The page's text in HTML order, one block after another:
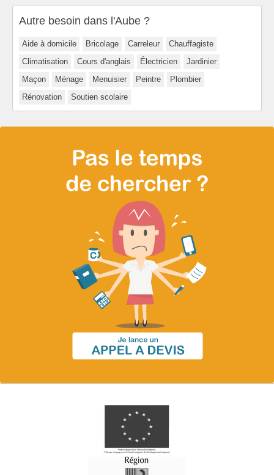
Autre besoin dans l'Aube ?
Aide à domicile Bricolage Carreleur
Chauffagiste
Climatisation
Cours d'anglais Électricien
Jardinier
Maçon
Ménage Menuisier Peintre
Plombier
Rénovation
Soutien scolaire